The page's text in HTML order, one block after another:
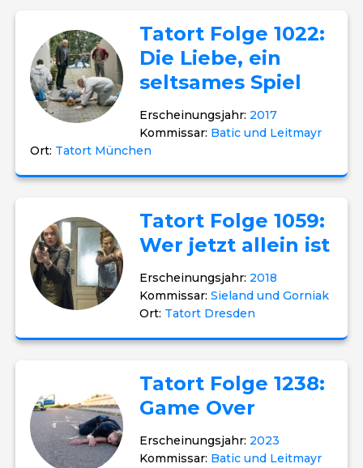
Tatort Folge 1022:
Die Liebe, ein
seltsames Spiel
Erscheinungsjahr: 2017
Kommissar: Batic und Leitmayr
Ort: Tatort München
Tatort Folge 1059:
Wer jetzt allein ist
Erscheinungsjahr: 2018
Kommissar:Sieland und Gorniak
Ort: Tatort Dresden
Tatort Folge 1238:
Game Over
Erscheinungsjahr: 2023
Kommissar: Batic und Leitmayr